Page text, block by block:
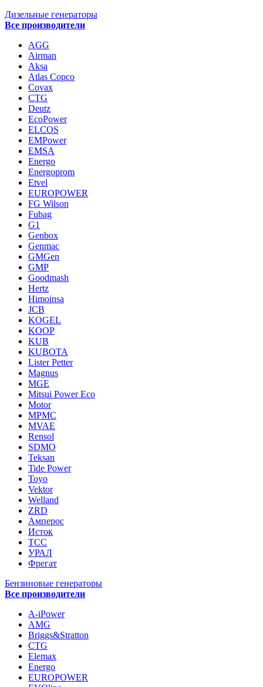
Дизельные генераторы
Все производители
AGG
Airman
Aksa
Atlas Copco
Covax
CTG
Deutz
EcoPower
ELCOS
EMPower
EMSA
Energo
Energoprom
Etvel
EUROPOWER
FG Wilson
Fubag
G1
Genbox
Genmac
GMGen
GMP
Goodmash
Hertz
Himoinsa
JCB
KOGEL
KOOP
KUB
KUBOTA
Lister Petter
Magnus
MGE
Mitsui Power Eco
Motor
MPMC
MVAE
Rensol
SDMO
Teksan
Tide Power
Toyo
Vektor
Welland
ZRD
Амперос
Исток
ТСС
УРАЛ
Фрегат
Бензиновые генераторы
Все производители
A-iPower
AMG
Briggs&Stratton
CTG
Elemax
Energo
EUROPOWER